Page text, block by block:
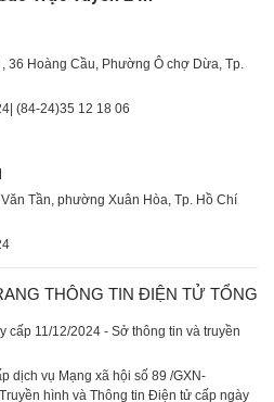
36 Hoàng Cầu, Phường Ô chợ Dừa, Tp.
| (84-24)35 12 18 06
Tần, phường Xuân Hòa, Tp. Hồ Chí
THÔNG TIN ĐIỆN TỬ TỔNG
cấp 11/12/2024 - Sở thông tin và truyền
dịch vụ Mạng xã hội số 89 /GXN-
hình và Thông tin Điện tử cấp ngày